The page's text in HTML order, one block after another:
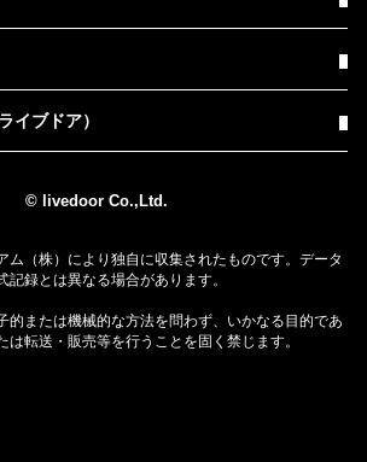
イブドア）
© livedoor Co.,Ltd.
ム（株）により独自に収集されたものです。データ
記録とは異なる場合があります。
的または機械的な方法を問わず、いかなる目的であ
は転送・販売等を行うことを固く禁じます。